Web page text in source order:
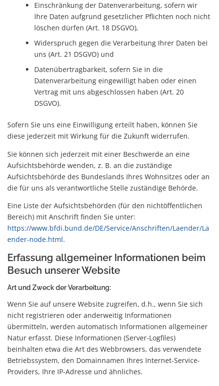
Einschränkung der Datenverarbeitung, sofern wir
Ihre Daten aufgrund gesetzlicher Pflichten noch nicht
löschen dürfen (Art. 18 DSGVO),
Widerspruch gegen die Verarbeitung Ihrer Daten bei
uns (Art. 21 DSGVO) und
Datenübertragbarkeit, sofern Sie in die
Datenverarbeitung eingewilligt haben oder einen
Vertrag mit uns abgeschlossen haben (Art. 20
DSGVO).
Sofern Sie uns eine Einwilligung erteilt haben, können Sie
diese jederzeit mit Wirkung für die Zukunft widerrufen.
Sie können sich jederzeit mit einer Beschwerde an eine
Aufsichtsbehörde wenden, z. B. an die zuständige
Aufsichtsbehörde des Bundeslands Ihres Wohnsitzes oder an
die für uns als verantwortliche Stelle zuständige Behörde.
Eine Liste der Aufsichtsbehörden (für den nichtöffentlichen
Bereich) mit Anschrift finden Sie unter:
https://www.bfdi.bund.de/DE/Service/Anschriften/Laender/La
ender-node.html.
Erfassung allgemeiner Informationen beim
Besuch unserer Website
Art und Zweck der Verarbeitung:
Wenn Sie auf unsere Website zugreifen, d.h., wenn Sie sich
nicht registrieren oder anderweitig Informationen
übermitteln, werden automatisch Informationen allgemeiner
Natur erfasst. Diese Informationen (Server-Logfiles)
beinhalten etwa die Art des Webbrowsers, das verwendete
Betriebssystem, den Domainnamen Ihres Internet-Service-
Providers, Ihre IP-Adresse und ähnliches.